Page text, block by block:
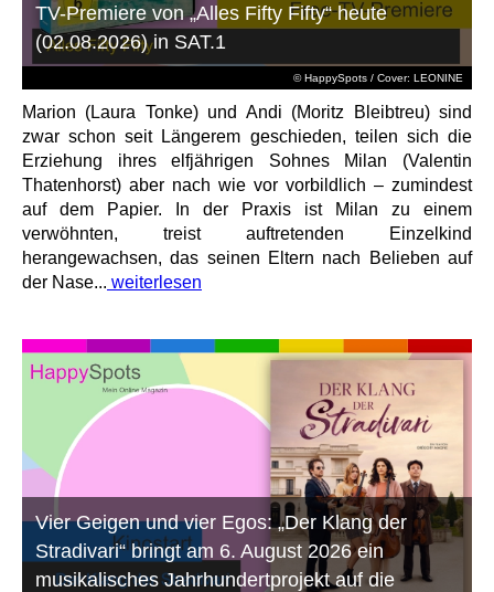
© HappySpots / Cover: LEONINE
TV-Premiere von „Alles Fifty Fifty“ heute
(02.08.2026) in SAT.1
Marion (Laura Tonke) und Andi (Moritz Bleibtreu) sind
zwar schon seit Längerem geschieden, teilen sich die
Erziehung ihres elfjährigen Sohnes Milan (Valentin
Thatenhorst) aber nach wie vor vorbildlich – zumindest
auf dem Papier. In der Praxis ist Milan zu einem
verwöhnten, treist auftretenden Einzelkind
herangewachsen, das seinen Eltern nach Belieben auf
der Nase... weiterlesen
Vier Geigen und vier Egos: „Der Klang der
Stradivari“ bringt am 6. August 2026 ein
musikalisches Jahrhundertprojekt auf die